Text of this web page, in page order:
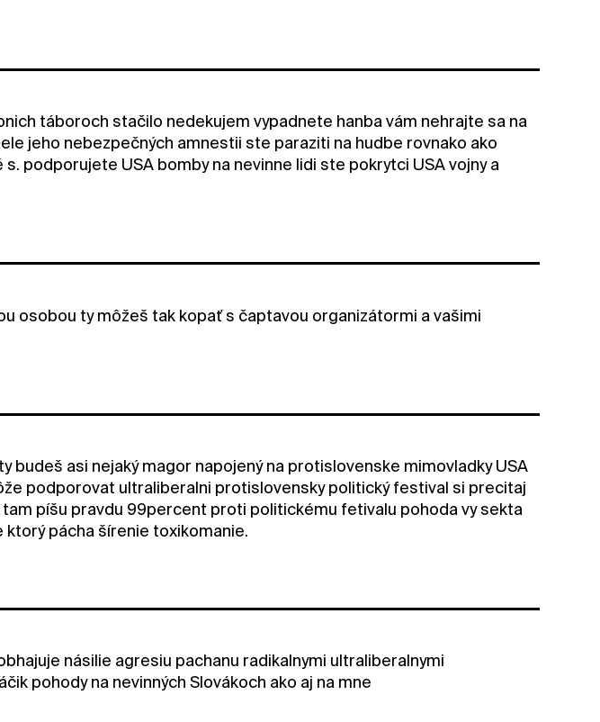
táboroch stačilo nedekujem vypadnete hanba vám nehrajte sa na
jeho nebezpečných amnestii ste paraziti na hudbe rovnako ako
podporujete USA bomby na nevinne lidi ste pokrytci USA vojny a
osobou ty môžeš tak kopať s čaptavou organizátormi a vašimi
budeš asi nejaký magor napojený na protislovenske mimovladky USA
podporovat ultraliberalni protislovensky politický festival si precitaj
píšu pravdu 99percent proti politickému fetivalu pohoda vy sekta
pácha šírenie toxikomanie.
násilie agresiu pachanu radikalnymi ultraliberalnymi
pohody na nevinných Slovákoch ako aj na mne